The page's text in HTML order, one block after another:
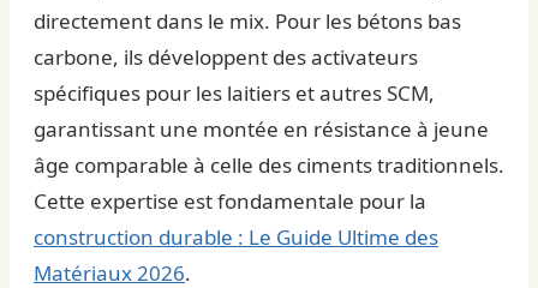
directement dans le mix. Pour les bétons bas
carbone, ils développent des activateurs
spécifiques pour les laitiers et autres SCM,
garantissant une montée en résistance à jeune
âge comparable à celle des ciments traditionnels.
Cette expertise est fondamentale pour la
construction durable : Le Guide Ultime des
Matériaux 2026.